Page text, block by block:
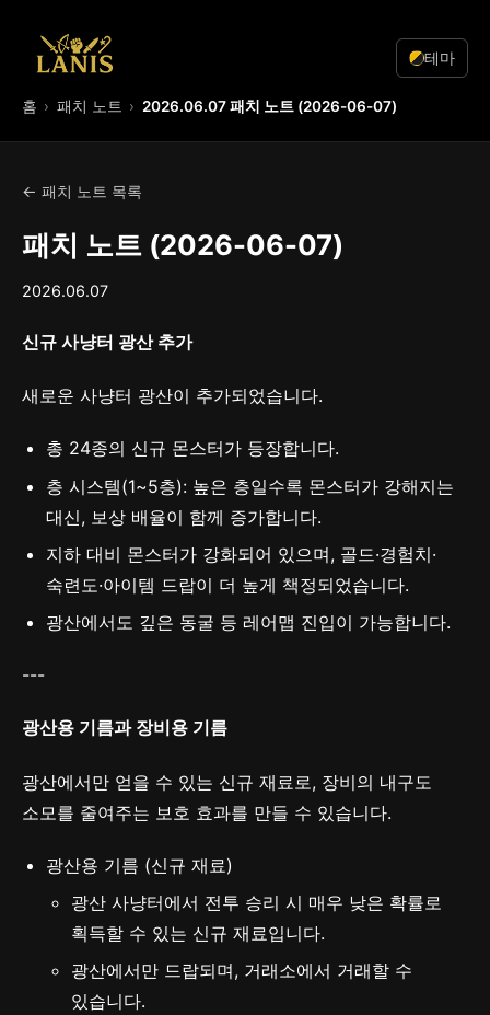
테마
홈 패치 노트 2026.06.07 패치 노트 (2026-06-07)
← 패치 노트 목록
패치 노트 (2026-06-07)
2026.06.07
신규 사냥터 광산 추가
새로운 사냥터 광산이 추가되었습니다.
총 24종의 신규 몬스터가 등장합니다.
층 시스템(1~5층): 높은 층일수록 몬스터가 강해지는
대신, 보상 배율이 함께 증가합니다.
지하 대비 몬스터가 강화되어 있으며, 골드·경험치·
숙련도·아이템 드랍이 더 높게 책정되었습니다.
광산에서도 깊은 동굴 등 레어맵 진입이 가능합니다.
---
광산용 기름과 장비용 기름
광산에서만 얻을 수 있는 신규 재료로, 장비의 내구도
소모를 줄여주는 보호 효과를 만들 수 있습니다.
광산용 기름 (신규 재료)
광산 사냥터에서 전투 승리 시 매우 낮은 확률로
획득할 수 있는 신규 재료입니다.
광산에서만 드랍되며, 거래소에서 거래할 수
있습니다.